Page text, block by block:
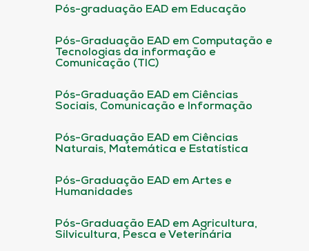
Pós-graduação EAD em Educação
Pós-Graduação EAD em Computação e
Tecnologias da informação e
Comunicação (TIC)
Pós-Graduação EAD em Ciências
Sociais, Comunicação e Informação
Pós-Graduação EAD em Ciências
Naturais, Matemática e Estatística
Pós-Graduação EAD em Artes e
Humanidades
Pós-Graduação EAD em Agricultura,
Silvicultura, Pesca e Veterinária